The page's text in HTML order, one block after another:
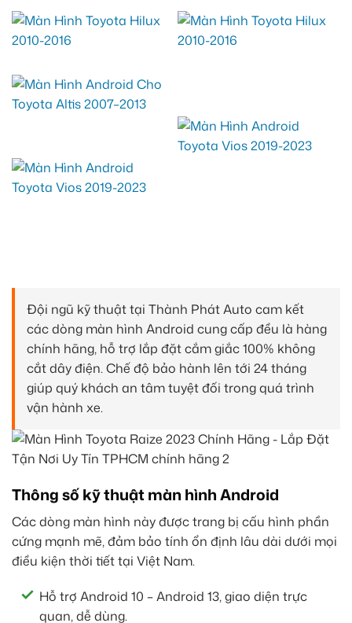
Đội ngũ kỹ thuật tại Thành Phát Auto cam kết
các dòng màn hình Android cung cấp đều là hàng
chính hãng, hỗ trợ lắp đặt cắm giắc 100% không
cắt dây điện. Chế độ bảo hành lên tới 24 tháng
giúp quý khách an tâm tuyệt đối trong quá trình
vận hành xe.
Thông số kỹ thuật màn hình Android
Các dòng màn hình này được trang bị cấu hình phần
cứng mạnh mẽ, đảm bảo tính ổn định lâu dài dưới mọi
điều kiện thời tiết tại Việt Nam.
Hỗ trợ Android 10 – Android 13, giao diện trực
quan, dễ dùng.